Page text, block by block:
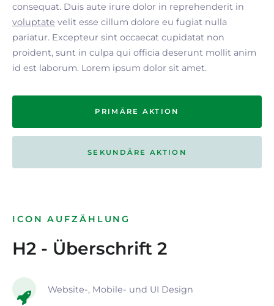
consequat. Duis aute irure dolor in reprehenderit in
voluptate velit esse cillum dolore eu fugiat nulla
pariatur. Excepteur sint occaecat cupidatat non
proident, sunt in culpa qui officia deserunt mollit anim
id est laborum. Lorem ipsum dolor sit amet.
PRIMÄRE AKTION
SEKUNDÄRE AKTION
ICON AUFZÄHLUNG
H2 - Überschrift 2
Website-, Mobile- und UI Design